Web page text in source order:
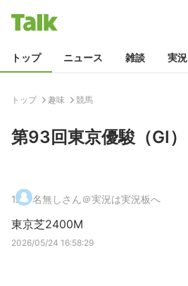
トップ ニュース 雑談 実況
トップ 趣味 競馬
第93回東京優駿（GⅠ）
1. 名無しさん＠実況は実況板へ
東京芝2400M
2026/05/24 16:58:29